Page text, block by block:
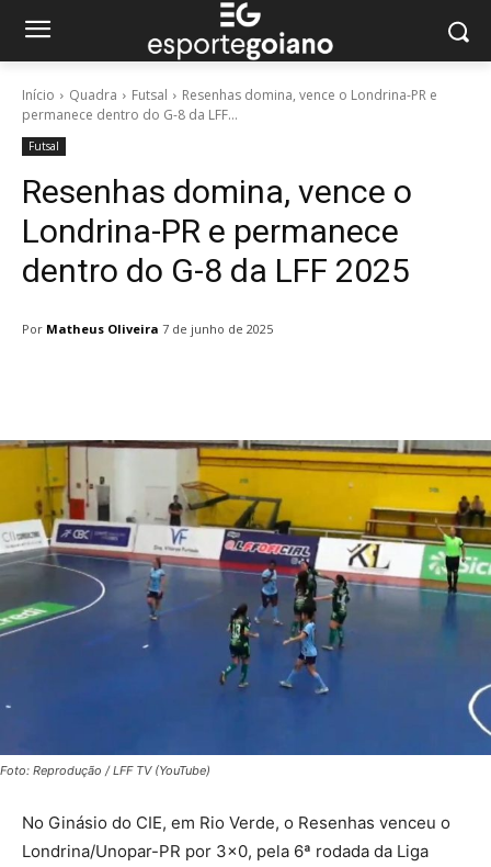
Início Quadra Futsal
Resenhas domina, vence o Londrina-PR e
permanece dentro do G-8 da LFF...
Futsal
Resenhas domina, vence o
Londrina-PR e permanece
dentro do G-8 da LFF 2025
Por Matheus Oliveira 7 de junho de 2025
Foto: Reprodução / LFF TV (YouTube)
No Ginásio do CIE, em Rio Verde, o Resenhas venceu o
Londrina/Unopar-PR por 3×0, pela 6ª rodada da Liga